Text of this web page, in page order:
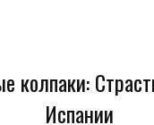
колпаки:
Испании